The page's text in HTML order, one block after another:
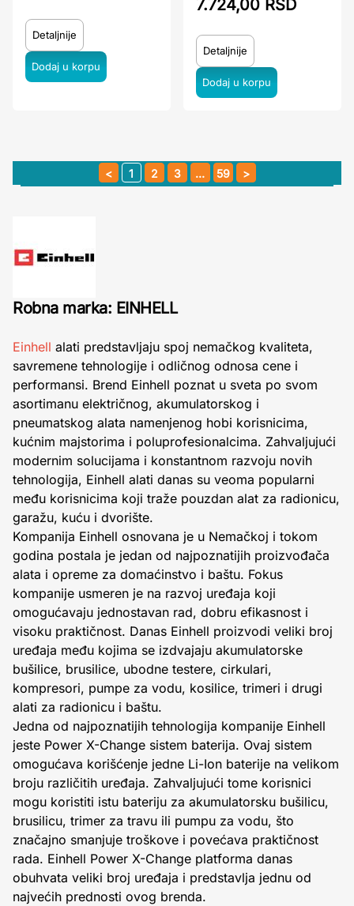
Detaljnije
7.724,00 RSD
Detaljnije
1 2 3 … 59
Robna marka: EINHELL
Einhell alati predstavljaju spoj nemačkog kvaliteta,
savremene tehnologije i odličnog odnosa cene i
performansi. Brend Einhell poznat u sveta po svom
asortimanu električnog, akumulatorskog i
pneumatskog alata namenjenog hobi korisnicima,
kućnim majstorima i poluprofesionalcima. Zahvaljujući
modernim solucijama i konstantnom razvoju novih
tehnologija, Einhell alati danas su veoma popularni
među korisnicima koji traže pouzdan alat za radionicu,
garažu, kuću i dvorište.
Kompanija Einhell osnovana je u Nemačkoj i tokom
godina postala je jedan od najpoznatijih proizvođača
alata i opreme za domaćinstvo i baštu. Fokus
kompanije usmeren je na razvoj uređaja koji
omogućavaju jednostavan rad, dobru efikasnost i
visoku praktičnost. Danas Einhell proizvodi veliki broj
uređaja među kojima se izdvajaju akumulatorske
bušilice, brusilice, ubodne testere, cirkulari,
kompresori, pumpe za vodu, kosilice, trimeri i drugi
alati za radionicu i baštu.
Jedna od najpoznatijih tehnologija kompanije Einhell
jeste Power X-Change sistem baterija. Ovaj sistem
omogućava korišćenje jedne Li-Ion baterije na velikom
broju različitih uređaja. Zahvaljujući tome korisnici
mogu koristiti istu bateriju za akumulatorsku bušilicu,
brusilicu, trimer za travu ili pumpu za vodu, što
značajno smanjuje troškove i povećava praktičnost
rada. Einhell Power X-Change platforma danas
obuhvata veliki broj uređaja i predstavlja jednu od
najvećih prednosti ovog brenda.